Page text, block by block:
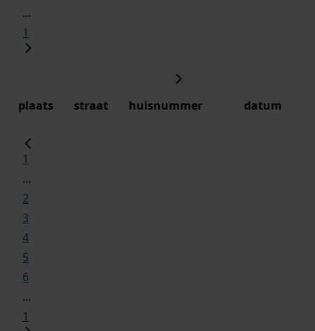
...
1
plaats straat huisnummer datum
1
...
2
3
4
5
6
...
1